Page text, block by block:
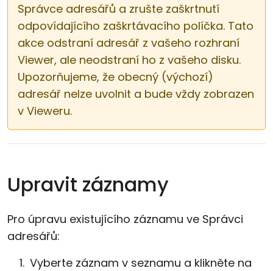
Správce adresářů a zrušte zaškrtnutí
odpovídajícího zaškrtávacího políčka. Tato
akce odstraní adresář z vašeho rozhraní
Viewer, ale neodstraní ho z vašeho disku.
Upozorňujeme, že obecný (výchozí)
adresář nelze uvolnit a bude vždy zobrazen
v Vieweru.
Upravit záznamy
Pro úpravu existujícího záznamu ve Správci
adresářů:
Vyberte záznam v seznamu a klikněte na